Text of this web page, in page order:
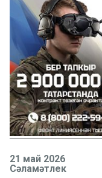
21 май 2026
Сәламәтлек